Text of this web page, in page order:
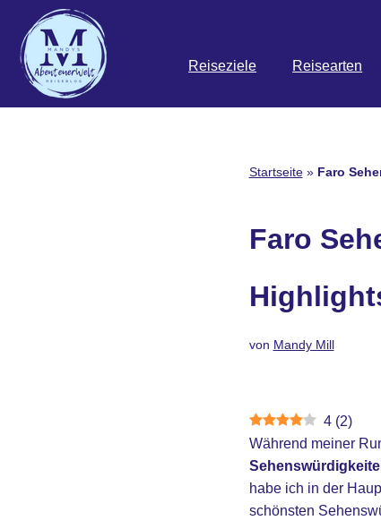
Zum
Inhalt
springen
Reiseziele Reisearten
Startseite» Faro
Faro
von Mandy Mill
4 (2)
Während meiner
habe ich in der
schönsten